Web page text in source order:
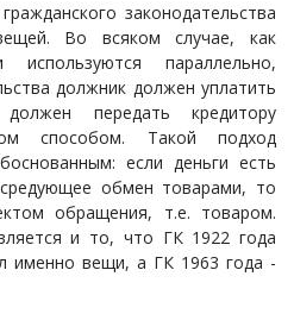
законодательства
Во всяком случае, как
параллельно,
должник должен уплатить
передать кредитору
способом. Такой подход
если деньги есть
обмен товарами, то
обращения, т.е. товаром.
и то, что ГК 1922 года
именно вещи, а ГК 1963 года -